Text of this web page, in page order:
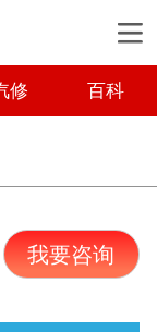
修 百科
我要咨询